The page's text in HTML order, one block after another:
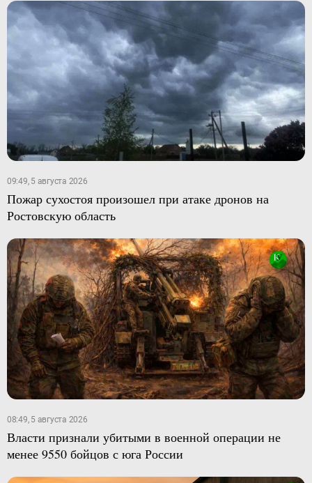
09:49, 5 августа 2026
Пожар сухостоя произошел при атаке дронов на
Ростовскую область
08:49, 5 августа 2026
Власти признали убитыми в военной операции не
менее 9550 бойцов с юга России